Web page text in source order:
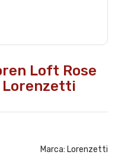
Loft Rose
Lorenzetti
Marca: Lorenzetti